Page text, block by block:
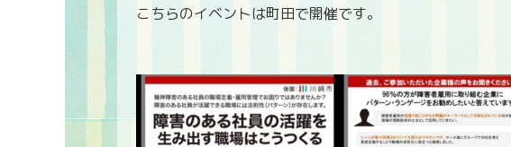
こちらのイベントは町田で開催です。